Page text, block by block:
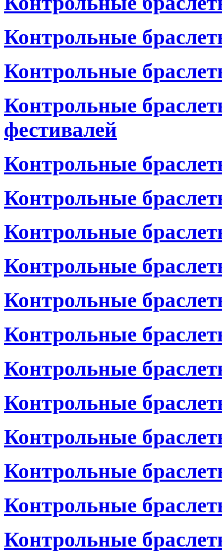
Контрольные
Контрольные
Контрольные
фестивалей
Контрольные
Контрольные
Контрольные
Контрольные
Контрольные
Контрольные
Контрольные
Контрольные
Контрольные
Контрольные
Контрольные
Контрольные